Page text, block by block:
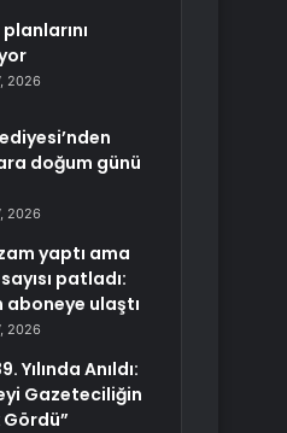
2026
doğum günü
2026
yaptı ama
patladı:
aboneye ulaştı
2026
Yılında Anıldı:
Gazeteciliğin